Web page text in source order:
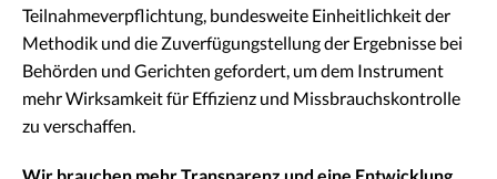
Teilnahmeverpflichtung, bundesweite Einheitlichkeit der
Methodik und die Zuverfügungstellung der Ergebnisse bei
Behörden und Gerichten gefordert, um dem Instrument
mehr Wirksamkeit für Effizienz und Missbrauchskontrolle
zu verschaffen.